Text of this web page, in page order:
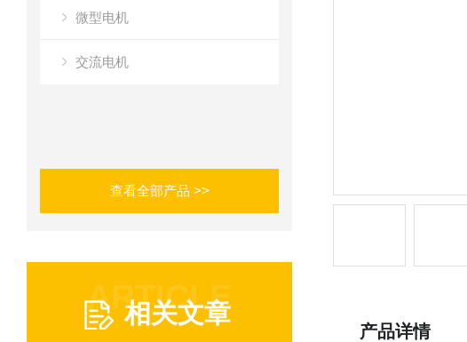
微型电机
交流电机
查看全部产品 >>
ARTICLE
相关文章
产品详情